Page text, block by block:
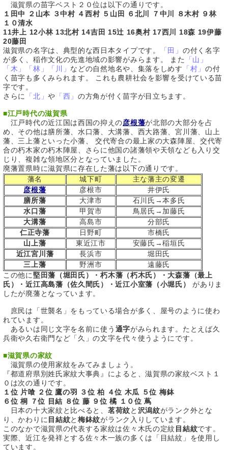
滋賀県の苗字ベスト２０位は以下の通りです。
１田中 ２山本 ３中村 ４西村 ５山田 ６北川 ７中川 ８木村 ９林
１０清水
11井上 12小林 13北村 14吉田 15辻 16奥村 17西川 18森 19伊藤
20藤田
滋賀県の名字は、典型的な西日本タイプです。
「田」 の付く名字
が多く、稲作文化の先進地域の影響がみらます。 また
「山」
「木」「林」「川」 などの自然地名や、集落をしめす 「村」 の付
く苗字も多くみられます。 これも農耕社会を影響を受けている苗
字です。
さらに
「北」や 「西」の方角が付く苗字が目立ちます。
■江戸時代の滋賀県
江戸時代の近江国は西国の抑えの彦根藩が北部の大部分を占
め、その他は膳所藩、水口藩、大溝藩、西大路藩、宮川藩、山上
藩、三上藩といった小藩、 交代寄合の最上家の大森陣屋、交代寄
合の朽木家の朽木陣屋、さらに他国の諸藩領や天領なども入り交
じり、複雑な領地区分となっていました。
廃藩置県時に滋賀県に存在した藩は以下の通りです。
藩名
城下町
主な藩主の変遷
彦根藩
彦根市
井伊氏
膳所藩
大津市
石川氏→本多氏
水口藩
甲賀市
鳥居氏→加藤氏
大溝藩
高島市
分部氏
仁正寺藩
日野町
市橋氏
山上藩
東近江市
安藤氏→稲垣氏
近江宮川藩
長浜市
堀田氏
三上藩
野洲市
遠藤氏
この他に堅田藩（堀田氏）・朽木藩（朽木氏）・大森藩（最上
氏）・近江高島藩（佐久間氏）・近江小室藩（小堀氏）
がありま
したが廃藩となっています。
庶民は「世襲名」をもっている場合が多く、屋号のように使わ
れています。
あるいは同じ文字を名前に使う 通字がみられます。たとえば久
兵衛や久右衛門など「久」の文字を代々使うようにです。
■滋賀県の家紋
滋賀県の使用家紋をみてみましょう。
『都道府県別姓氏家紋大事典』によると、滋賀県の家紋ベスト１
０は次の通りです。
１位 片喰 ２位 鷹の羽 ３位 柏 ４位 木瓜 ５位 梅鉢
６位 桐 ７位 目結 ８位 藤 ９位 橘 １０位 蔦
日本の十大家紋と比べると、 茗荷紋と 沢潟紋がランク外とな
り、かわりに 目結紋と梅鉢紋がランク入りしています。
このなかで滋賀県の代表する家紋は佐々木氏の定紋 目結紋です。
実際、近江を発祥とする佐々木一族の多くは「目結紋」を使用し
ています。